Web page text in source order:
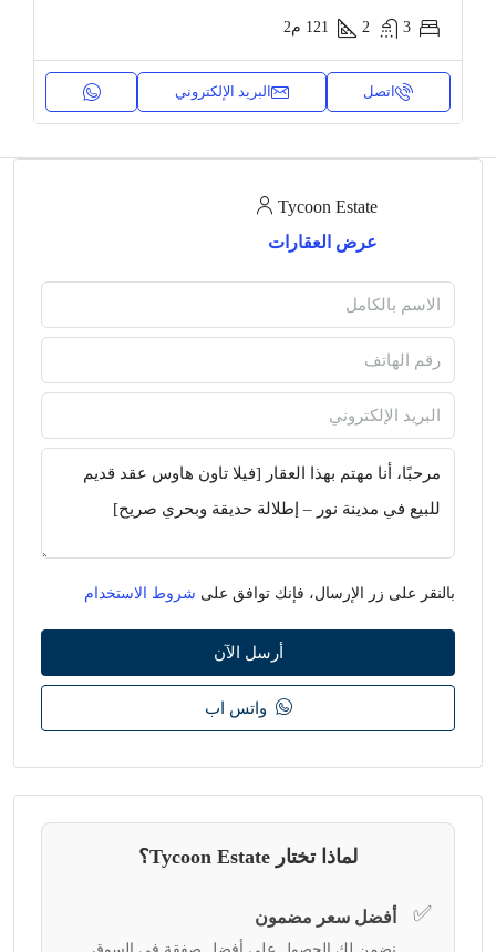
3
2
121 م2
اتصل البريد الإلكتروني
Tycoon Estate
عرض العقارات
بالنقر على زر الإرسال، فإنك توافق على شروط الاستخدام
أرسل الآن
واتس اب
لماذا تختار Tycoon Estate؟
✅ أفضل سعر مضمون
نضمن لك الحصول على أفضل صفقة في السوق.